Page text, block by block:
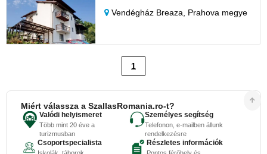
Vendégház Breaza, Prahova megye
1
Miért válassza a SzallasRomania.ro-t?
Valódi helyismeret
Több mint 20 éve a
turizmusban
Személyes segítség
Telefonon, e-mailben állunk
rendelkezésre
Csoportspecialista Részletes információk